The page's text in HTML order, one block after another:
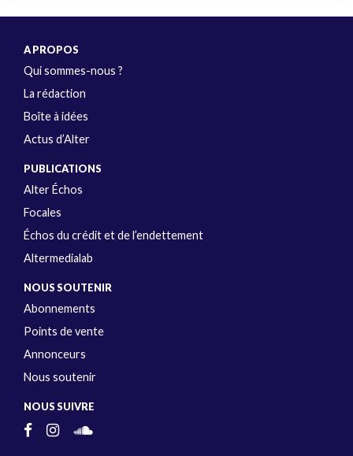
A PROPOS
Qui sommes-nous ?
La rédaction
Boîte à idées
Actus d’Alter
PUBLICATIONS
Alter Échos
Focales
Échos du crédit et de l’endettement
Altermedialab
NOUS SOUTENIR
Abonnements
Points de vente
Annonceurs
Nous soutenir
NOUS SUIVRE